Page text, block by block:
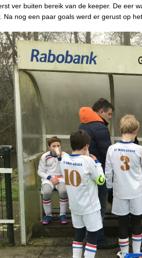
ver buiten bereik van de keeper. De eer
Na nog een paar goals werd er gerust op